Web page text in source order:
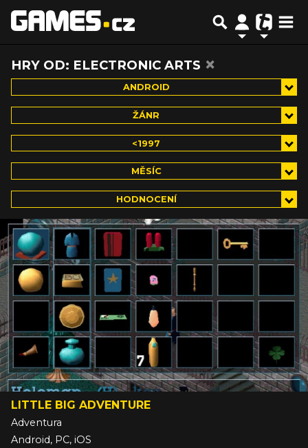
HRY OD: ELECTRONIC ARTS ×
ANDROID
ŽÁNR
<1997
MĚSÍC
HODNOCENÍ
LITTLE BIG ADVENTURE
Adventura
Android, PC, iOS